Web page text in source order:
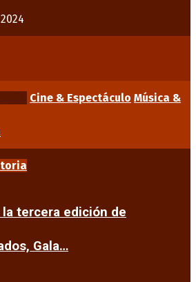
Cine & Espectáculo Música &
la tercera edición de
Gala…